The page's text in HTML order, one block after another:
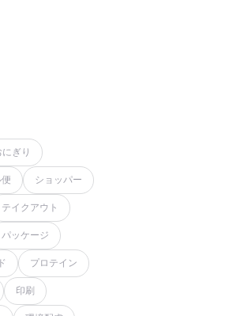
にぎり
ショッパー
テイクアウト
パッケージ
プロテイン
印刷